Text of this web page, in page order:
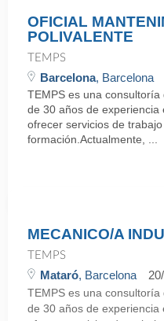
OFICIAL
POLIVALENTE
TEMPS
Barcelona, Barcelona
TEMPS es una
de 30 años de experiencia
ofrecer servicios de
formación.Actualmente, ...
MECANICO/A
TEMPS
Mataró, Barcelona
TEMPS es una
de 30 años de experiencia